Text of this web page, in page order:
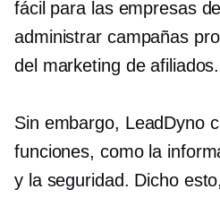
fácil para las empresas
administrar campañas
del marketing de afiliados.
Sin embargo, LeadDyno
funciones, como la
y la seguridad. Dicho